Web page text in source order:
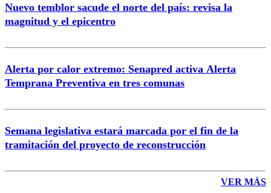
Nuevo temblor sacude el norte del país: revisa la
magnitud y el epicentro
Alerta por calor extremo: Senapred activa Alerta
Temprana Preventiva en tres comunas
Semana legislativa estará marcada por el fin de la
tramitación del proyecto de reconstrucción
VER MÁS